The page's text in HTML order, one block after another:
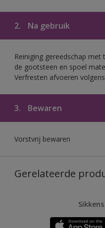
2. Na gebruik
Reiniging gereedschap
de gootsteen en spoel
Verfresten afvoeren
3. Bewaren
Vorstvrij bewaren
Gerelateerde